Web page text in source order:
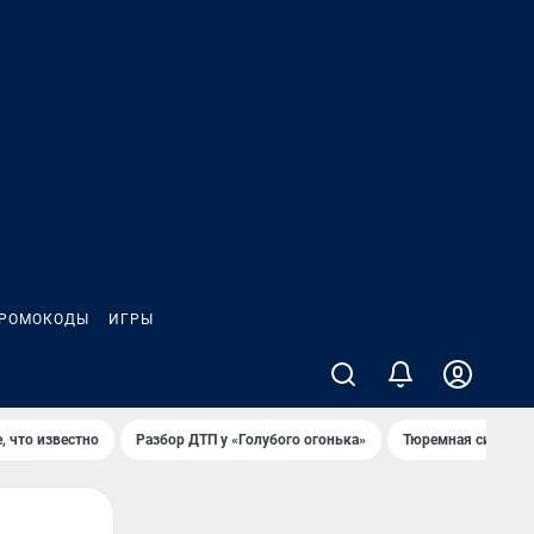
ИГРЫ
что известно Разбор ДТП у «Голубого огонька» Тюремная